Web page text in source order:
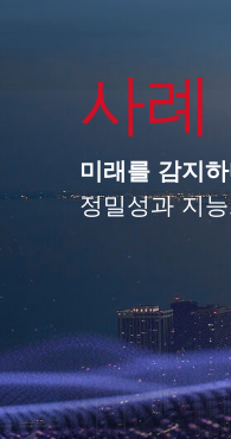
사례
미래를 감지
정밀성과 지